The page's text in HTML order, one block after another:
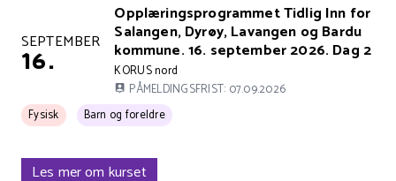
Kursets overskrift
Opplæringsprogrammet Tidlig Inn for
Salangen, Dyrøy, Lavangen og Bardu
kommune. 16. september 2026. Dag 2
Kursets arrangør er
KORUS nord
PÅMELDINGSFRIST: 07.09.2026
Kurset holdes på
SEPTEMBER
16.
Kurset arrangeres
Fysisk Kurset har 1 tema kategorier:
Barn og foreldre
Les mer om kurset